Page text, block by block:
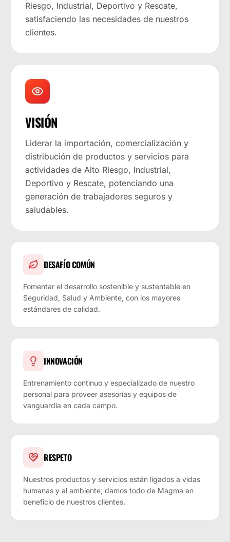
Riesgo, Industrial, Deportivo y Rescate,
satisfaciendo las necesidades de nuestros
clientes.
VISIÓN
Liderar la importación, comercialización y
distribución de productos y servicios para
actividades de Alto Riesgo, Industrial,
Deportivo y Rescate, potenciando una
generación de trabajadores seguros y
saludables.
DESAFÍO COMÚN
Fomentar el desarrollo sostenible y sustentable en
Seguridad, Salud y Ambiente, con los mayores
estándares de calidad.
INNOVACIÓN
Entrenamiento continuo y especializado de nuestro
personal para proveer asesorías y equipos de
vanguardia en cada campo.
RESPETO
Nuestros productos y servicios están ligados a vidas
humanas y al ambiente; damos todo de Magma en
beneficio de nuestros clientes.